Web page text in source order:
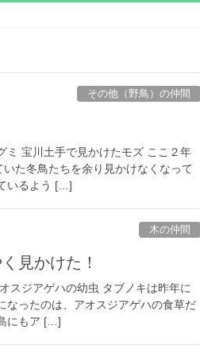
その他（野鳥）の仲間
ミ 宝川土手で見かけたモズ ここ２年
た冬鳥たちを余り見かけなくなって
いるよう […]
木の仲間
見かけた！
スジアゲハの幼虫 タブノキは昨年に
なったのは、アオスジアゲハの食草だ
にもア […]